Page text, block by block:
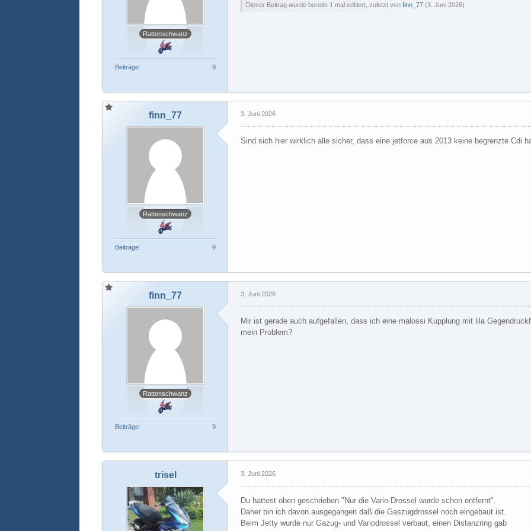
Rattenschwanz
Beiträge 9
Dieser Beitrag wurde bereits 1 mal editiert, zuletzt vonfinn_77 (3. Juni 2026)
finn_77
Rattenschwanz
Beiträge 9
3. Juni 2026
Sind sich hier wirklich alle sicher, dass eine jetforce aus 2013 keine begrenzte Cdi
finn_77
Rattenschwanz
Beiträge 9
3. Juni 2026
Mir ist gerade auch aufgefallen, dass ich eine malossi Kupplung mit lila
mein Problem?
trisel 3. Juni 2026
Du hattest oben geschrieben "Nur die Vario-Drossel wurde schon entfernt".
Daher bin ich davon ausgegangen daß die Gaszugdrossel noch eingebaut ist.
Beim Jetty wurde nur Gazug- und Variodrossel verbaut, einen Distanzring gab